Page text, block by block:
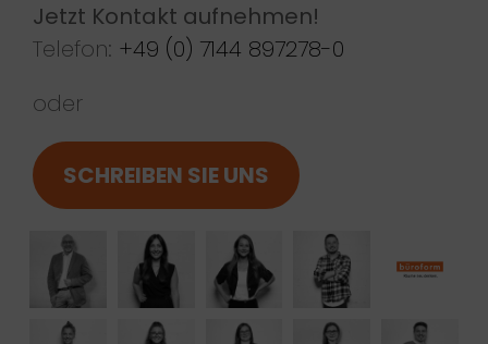
Jetzt Kontakt aufnehmen!
Telefon: +49 (0) 7144 897278-0
oder
SCHREIBEN SIE UNS